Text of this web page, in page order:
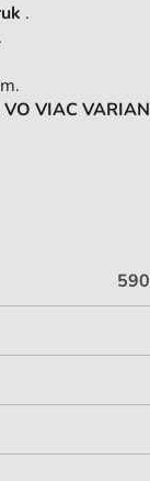
.
.
VIAC